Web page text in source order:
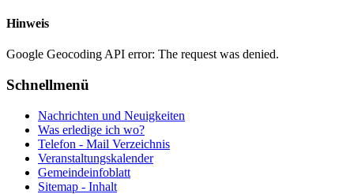
Hinweis
Google Geocoding API error: The request was denied.
Schnellmenü
Nachrichten und Neuigkeiten
Was erledige ich wo?
Telefon - Mail Verzeichnis
Veranstaltungskalender
Gemeindeinfoblatt
Sitemap - Inhalt